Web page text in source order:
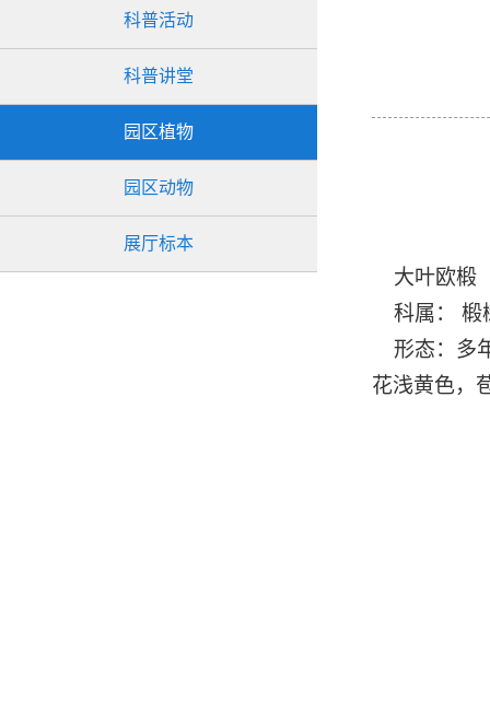
科普活动
科普讲堂
园区植物
园区动物
展厅标本
大叶欧椴
科属： 椴
形态：多
花浅黄色，